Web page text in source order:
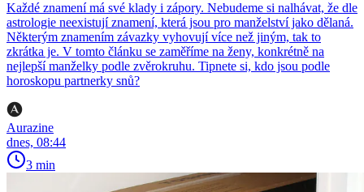
Každé znamení má své klady i zápory. Nebudeme si nalhávat, že dle
astrologie neexistují znamení, která jsou pro manželství jako dělaná.
Některým znamením závazky vyhovují více než jiným, tak to
zkrátka je. V tomto článku se zaměříme na ženy, konkrétně na
nejlepší manželky podle zvěrokruhu. Tipnete si, kdo jsou podle
horoskopu partnerky snů?
Aurazine
dnes, 08:44
3 min